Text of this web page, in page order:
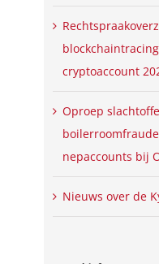
cryptoaccount
Oproep
nepaccounts bij
Nieuws over de